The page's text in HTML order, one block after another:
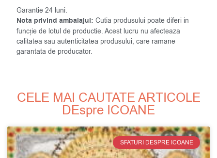
Garantie 24 luni.
Nota privind ambalajul: Cutia produsului poate diferi in
funcție de lotul de productie. Acest lucru nu afecteaza
calitatea sau autenticitatea produsului, care ramane
garantata de producator.
CELE MAI CAUTATE ARTICOLE
DEspre ICOANE
SFATURI DESPRE ICOANE